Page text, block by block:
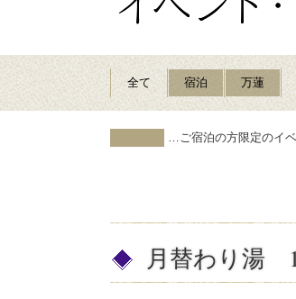
全て 宿泊 万蓮
…ご宿泊の方限定のイ
月替わり湯